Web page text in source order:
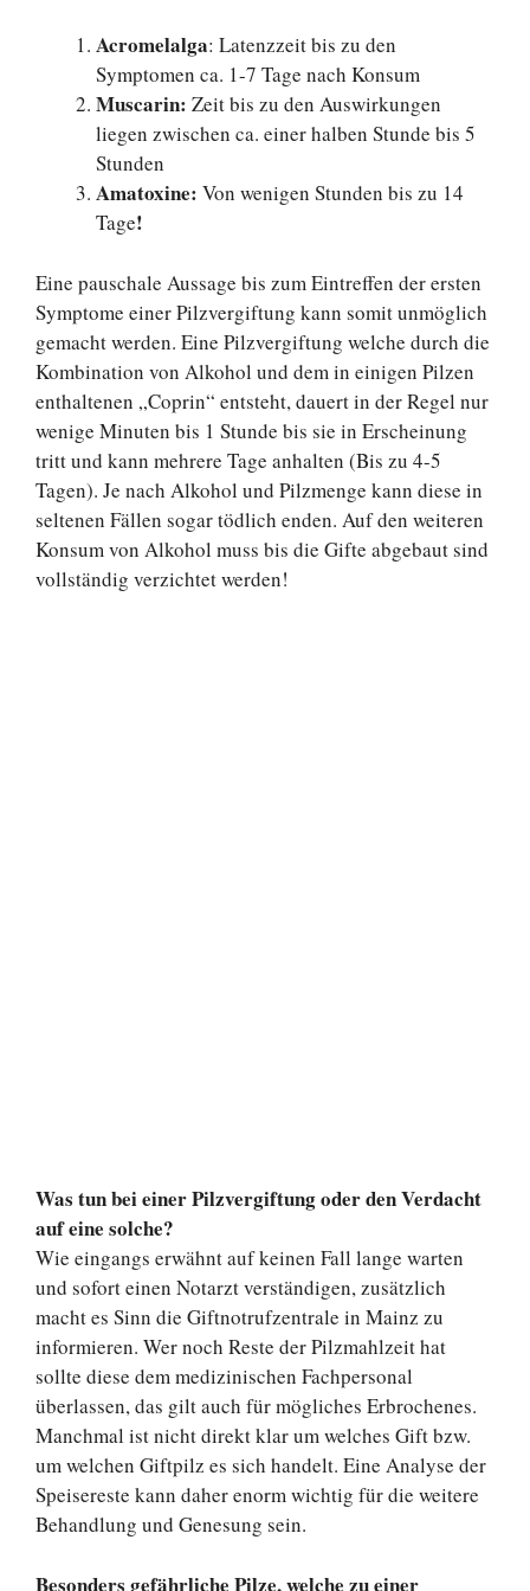
Acromelalga: Latenzzeit bis zu den
Symptomen ca. 1-7 Tage nach Konsum
Muscarin: Zeit bis zu den Auswirkungen
liegen zwischen ca. einer halben Stunde bis 5
Stunden
Amatoxine: Von wenigen Stunden bis zu 14
Tage!
Eine pauschale Aussage bis zum Eintreffen der ersten
Symptome einer Pilzvergiftung kann somit unmöglich
gemacht werden. Eine Pilzvergiftung welche durch die
Kombination von Alkohol und dem in einigen Pilzen
enthaltenen „Coprin“ entsteht, dauert in der Regel nur
wenige Minuten bis 1 Stunde bis sie in Erscheinung
tritt und kann mehrere Tage anhalten (Bis zu 4-5
Tagen). Je nach Alkohol und Pilzmenge kann diese in
seltenen Fällen sogar tödlich enden. Auf den weiteren
Konsum von Alkohol muss bis die Gifte abgebaut sind
vollständig verzichtet werden!
Was tun bei einer Pilzvergiftung oder den Verdacht
auf eine solche?
Wie eingangs erwähnt auf keinen Fall lange warten
und sofort einen Notarzt verständigen, zusätzlich
macht es Sinn die Giftnotrufzentrale in Mainz zu
informieren. Wer noch Reste der Pilzmahlzeit hat
sollte diese dem medizinischen Fachpersonal
überlassen, das gilt auch für mögliches Erbrochenes.
Manchmal ist nicht direkt klar um welches Gift bzw.
um welchen Giftpilz es sich handelt. Eine Analyse der
Speisereste kann daher enorm wichtig für die weitere
Behandlung und Genesung sein.
Besonders gefährliche Pilze, welche zu einer